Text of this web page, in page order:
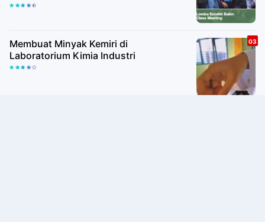
Membuat Minyak Kemiri di
Laboratorium Kimia Industri